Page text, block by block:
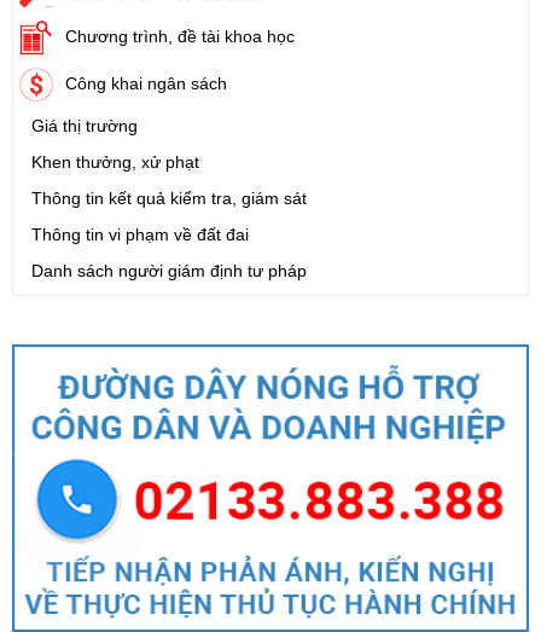
Chương trình, đề tài khoa học
Công khai ngân sách
Giá thị trường
Khen thưởng, xử phạt
Thông tin kết quả kiểm tra, giám sát
Thông tin vi phạm về đất đai
Danh sách người giám định tư pháp